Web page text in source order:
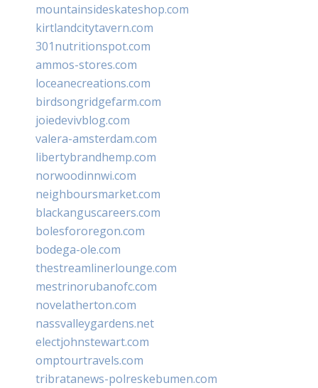
mountainsideskateshop.com
kirtlandcitytavern.com
301nutritionspot.com
ammos-stores.com
loceanecreations.com
birdsongridgefarm.com
joiedevivblog.com
valera-amsterdam.com
libertybrandhemp.com
norwoodinnwi.com
neighboursmarket.com
blackanguscareers.com
bolesfororegon.com
bodega-ole.com
thestreamlinerlounge.com
mestrinorubanofc.com
novelatherton.com
nassvalleygardens.net
electjohnstewart.com
omptourtravels.com
tribratanews-polreskebumen.com